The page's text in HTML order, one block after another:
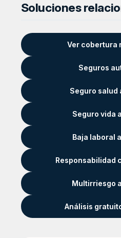
Soluciones
Ver cobertura
Seguros
Seguro salud
Seguro vida
Baja laboral
Responsabilidad
Multirriesgo
Análisis